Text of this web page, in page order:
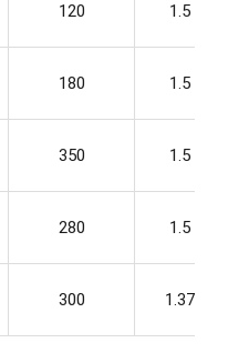
120 1.5
180 1.5
350 1.5
280 1.5
300 1.37